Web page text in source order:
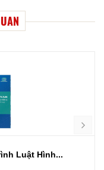
Luật Hình...